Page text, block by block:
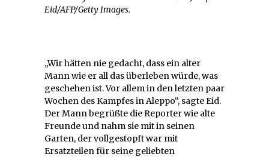
Eid/AFP/Getty Images.
„Wir hätten nie gedacht, dass ein alter
Mann wie er all das überleben würde, was
geschehen ist. Vor allem in den letzten paar
Wochen des Kampfes in Aleppo“, sagte Eid.
Der Mann begrüßte die Reporter wie alte
Freunde und nahm sie mit in seinen
Garten, der vollgestopft war mit
Ersatzteilen für seine geliebten